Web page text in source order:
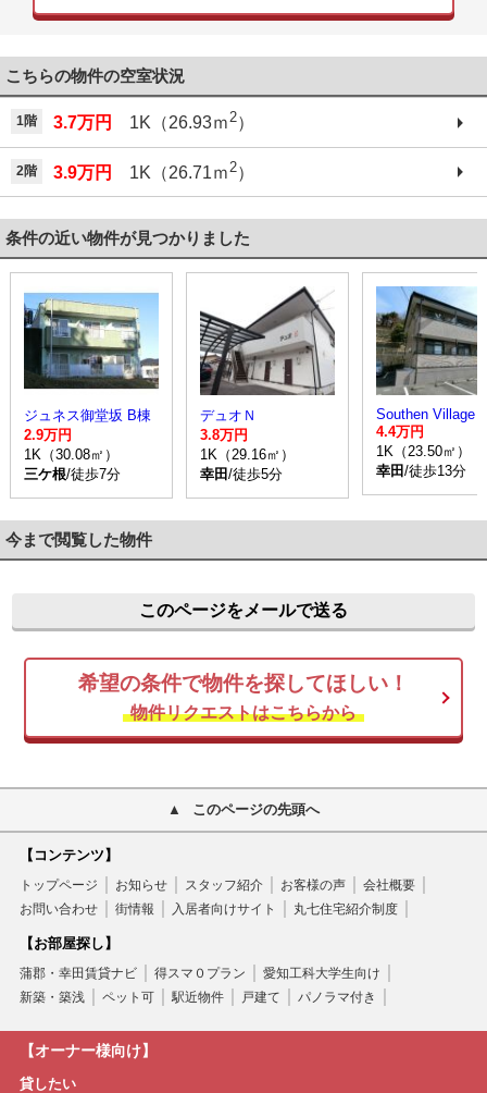
こちらの物件の空室状況
1階 3.7万円 1K（26.93ｍ2）
2階 3.9万円 1K（26.71ｍ 2）
条件の近い物件が見つかりました
ジュネス御堂坂 B棟
2.9万円
1K（30.08㎡）
三ケ根/徒歩7分
デュオＮ
3.8万円
1K（29.16㎡）
幸田 /徒歩5分
Southen Village
4.4万円
1K（23.50㎡）
幸田 /徒歩13分
今まで閲覧した物件
このページをメールで送る
希望の条件で物件を探してほしい！
物件リクエストはこちらから
このページの先頭へ
【コンテンツ】
トップページ お知らせ スタッフ紹介 お客様の声
会社概要
お問い合わせ
街情報 入居者向けサイト 丸七住宅紹介制度
【お部屋探し】
蒲郡・幸田賃貸ナビ 得スマ０プラン
愛知工科大学生向け
新築・築浅
ペット可 駅近物件 戸建て パノラマ付き
【オーナー様向け】
貸したい